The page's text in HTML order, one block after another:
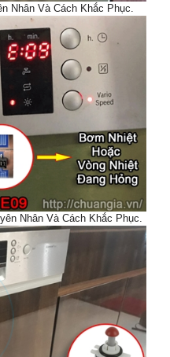
Nhân Và Cách Khắc Phục.
Nhân Và Cách Khắc Phục.